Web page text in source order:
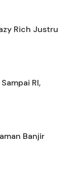
Rich Justru
RI,
Banjir